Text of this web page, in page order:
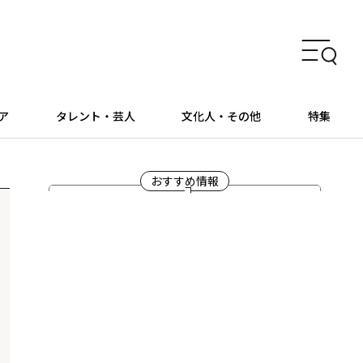
タレント・芸人 文化人・その他 特集
おすすめ情報